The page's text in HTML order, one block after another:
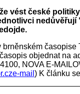
vést české
časopise
objednat na
NOVA E-
mail ) K článku